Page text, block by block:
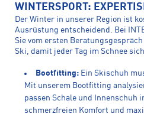
WINTERSPORT:
Der Winter in unserer Region ist
Ausrüstung entscheidend. Bei
Sie vom ersten
Ski, damit jeder Tag im Schnee
Bootfitting: Ein Skischuh
Mit unserem Bootfitting
passen Schale und Innenschuh
schmerzfreien Komfort und